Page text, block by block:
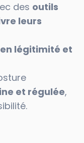
des outils
leurs
légitimité et
et régulée,